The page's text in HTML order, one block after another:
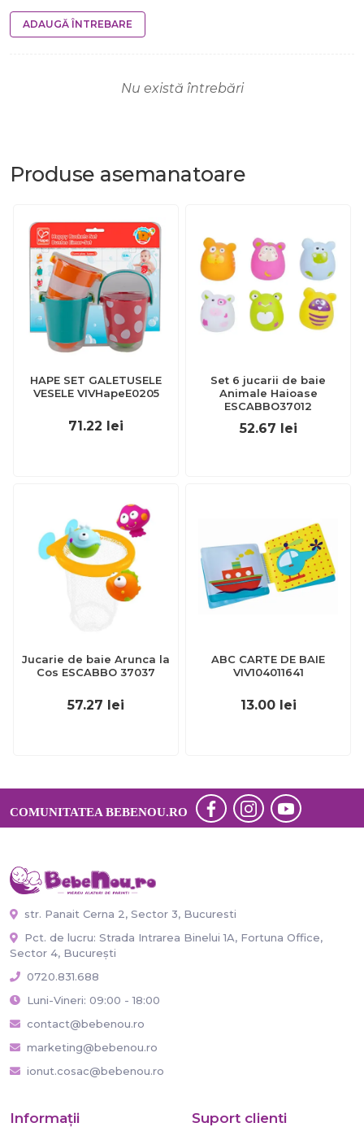
ADAUGĂ ÎNTREBARE
Nu există întrebări
Produse asemanatoare
HAPE SET GALETUSELE
VESELE VIVHapeE0205
71.22 lei
Set 6 jucarii de baie
Animale Haioase
ESCABBO37012
52.67 lei
Jucarie de baie Arunca la
Cos ESCABBO 37037
57.27 lei
ABC CARTE DE BAIE
VIV104011641
13.00 lei
COMUNITATEA BEBENOU.RO
str. Panait Cerna 2, Sector 3, Bucuresti
Pct. de lucru: Strada Intrarea Binelui 1A, Fortuna Office,
Sector 4, București
0720.831.688
Luni-Vineri: 09:00 - 18:00
contact@bebenou.ro
marketing@bebenou.ro
ionut.cosac@bebenou.ro
Informaţii Suport clienti